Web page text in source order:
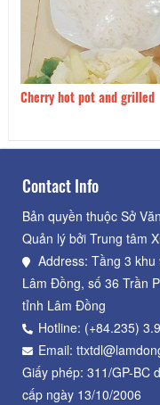
Cherry hot pot and grilled
Contact Info
Bản quyền thuộc Sở
Quản lý bởi Trung tâm
Address: Tầng 3
Lâm Đồng, số 36 Trần
tỉnh Lâm Đồng
Hotline: (+84.235)
Email:
Giấy phép: 311/GP-BC
cấp ngày 13/10/2006